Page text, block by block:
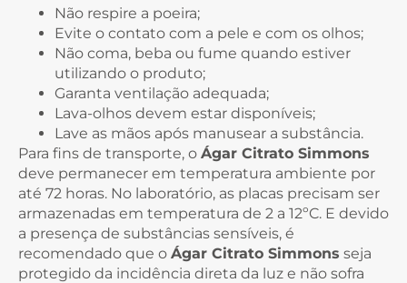
Não respire a poeira;
Evite o contato com a pele e com os olhos;
Não coma, beba ou fume quando estiver
utilizando o produto;
Garanta ventilação adequada;
Lava-olhos devem estar disponíveis;
Lave as mãos após manusear a substância.
Para fins de transporte, o Ágar Citrato Simmons
deve permanecer em temperatura ambiente por
até 72 horas. No laboratório, as placas precisam ser
armazenadas em temperatura de 2 a 12ºC. E devido
a presença de substâncias sensíveis, é
recomendado que o Ágar Citrato Simmons seja
protegido da incidência direta da luz e não sofra